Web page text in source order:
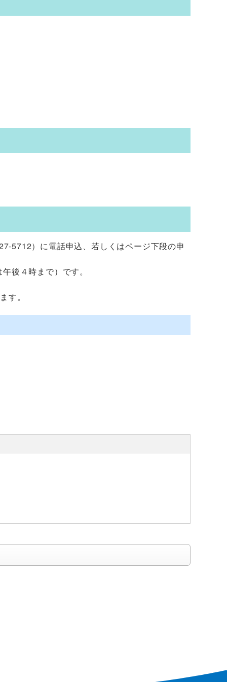
5712）に電話申込、若しくはページ下段の申
後４時まで）です。
す。